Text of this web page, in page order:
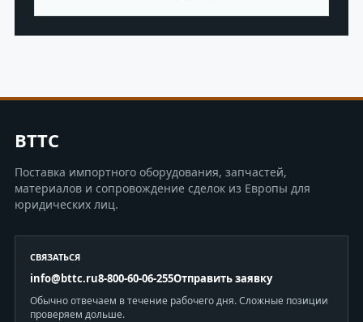
BTTC
Поставка импортного оборудования, запчастей,
материалов и сопровождение сделок из Европы для
юридических лиц.
СВЯЗАТЬСЯ
info@bttc.ru8-800-60-06-255Отправить заявку
Обычно отвечаем в течение рабочего дня. Сложные позиции
проверяем дольше.